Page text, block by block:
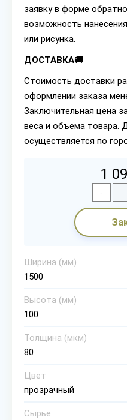
заявку в форме
возможность
или рисунка.
ДОСТАВКА🚚
Стоимость доставки
оформлении заказа
Заключительная цена
веса и объема товара.
осуществляется по
1
-
Ширина (мм)
1500
Высота (мм)
100
Толщина (мкм)
80
Цвет
прозрачный
Сырье